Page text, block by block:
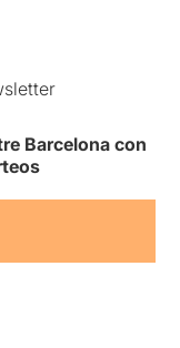
Barcelona con